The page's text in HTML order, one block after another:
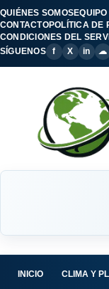
QUIÉNES SOMOS
CONTACTOPOLÍTICA DE
CONDICIONES DEL
SÍGUENOS
f X in ☁
INICIO CLIMA Y